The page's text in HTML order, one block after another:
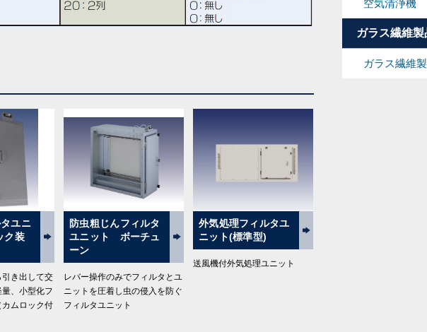
ユニ
ク装
き出して交
、小型化フ
ムロック付
防虫粗じんフィルタ
ユニット ボーチュ
ーン
レバー操作のみでフィルタとユ
ニットを圧着し虫の侵入を防ぐ
フィルタユニット
外気処理フィルタユ
ニット(標準型)
送風機付外気処理ユニット
空気清浄機
ガラス繊維製
ガラス繊維